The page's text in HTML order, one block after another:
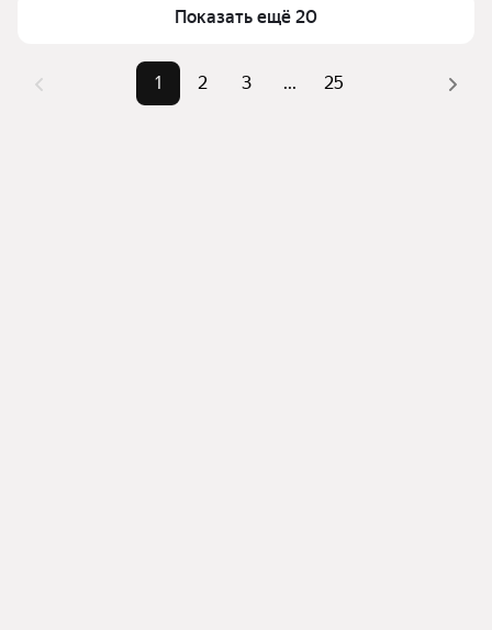
квадратного метра или площади
Показать ещё 20
1 2 3 ... 25